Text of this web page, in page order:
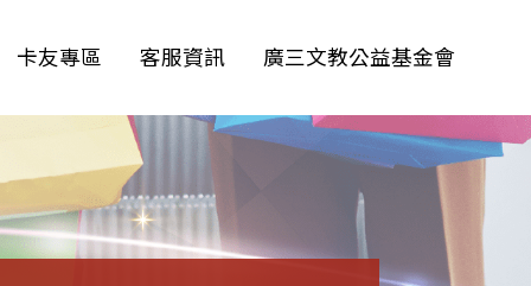
卡友專區 客服資訊 廣三文教公益基金會